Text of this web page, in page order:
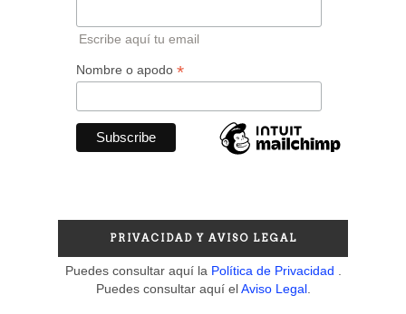
Escribe aquí tu email
Nombre o apodo *
PRIVACIDAD Y AVISO LEGAL
Puedes consultar aquí la Política de Privacidad
Puedes consultar aquí elAviso Legal.